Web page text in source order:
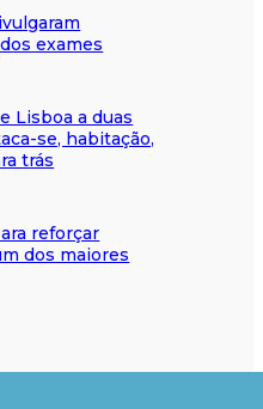
exames
Lisboa a duas
se, habitação,
trás
reforçar
dos maiores